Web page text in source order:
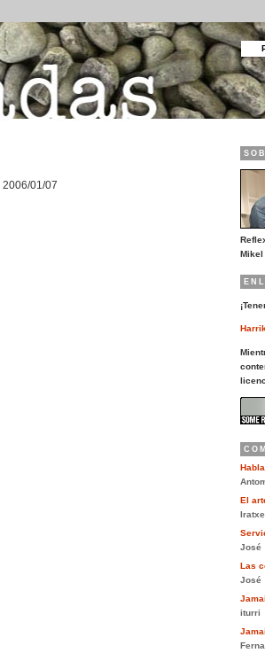
2006/01/07
El
Iratxe
José
Las
José
iturri